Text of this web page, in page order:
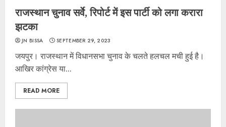
राजस्थान चुनाव सर्वे, रिपोर्ट में इस पार्टी को लगा करारा
झटका
JN BISSA SEPTEMBER 29, 2023
जयपुर। राजस्थान में विधानसभा चुनाव के चलते हलचल मची हुई है।
आखिर कांग्रेस या...
READ MORE